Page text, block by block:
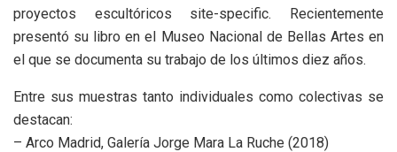
proyectos escultóricos site-specific. Recientemente
presentó su libro en el Museo Nacional de Bellas Artes en
el que se documenta su trabajo de los últimos diez años.
Entre sus muestras tanto individuales como colectivas se
destacan:
– Arco Madrid, Galería Jorge Mara La Ruche (2018)